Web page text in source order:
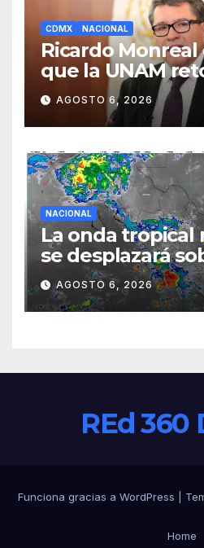
CDMX NACIONAL
Ricardo
que la UNAM
normalidad e
semestre
diálogo
AGOSTO 6, 2026
NACIONAL
La onda tropical
se desplazará
sureste
AGOSTO 6, 2026
REd 360
Funciona gracias a WordPress
Home